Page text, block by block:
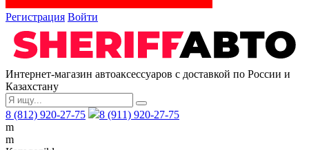
Регистрация Войти
Интернет-магазин автоаксессуаров с доставкой по России и
Казахстану
8 (812) 920-27-75
8 (911) 920-27-75
m
m